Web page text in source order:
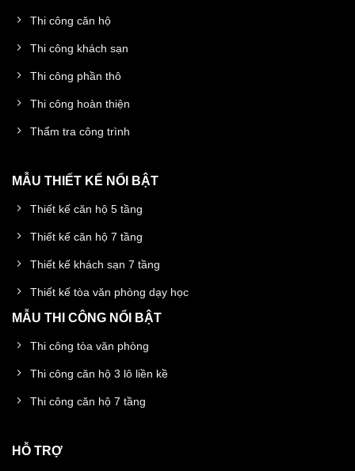
Thi công căn hộ
Thi công khách sạn
Thi công phần thô
Thi công hoàn thiện
Thẩm tra công trình
MẪU THIẾT KẾ NỔI BẬT
Thiết kế căn hộ 5 tầng
Thiết kế căn hộ 7 tầng
Thiết kế khách sạn 7 tầng
Thiết kế tòa văn phòng dạy học
MẪU THI CÔNG NỔI BẬT
Thi công tòa văn phòng
Thi công căn hộ 3 lô liền kề
Thi công căn hộ 7 tầng
HỖ TRỢ